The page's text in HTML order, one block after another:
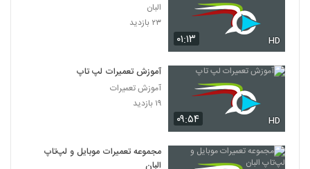
۰۱:۱۳ HD
البان
۲۳ بازدید
۰۹:۵۴ HD
آموزش تعمیرات لپ تاپ
آموزش تعمیرات
۱۹ بازدید
مجموعه تعمیرات موبایل و لپ‌تاپ
البان